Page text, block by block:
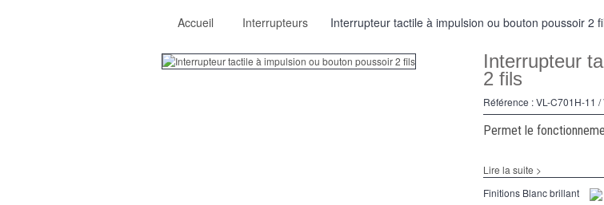
Accueil Interrupteurs Interrupteur tactile à impulsion ou bouton poussoir 2
Interrupteur
2 fils
Référence :VL-C701H-11 /
Permet le
Lire la suite >
Finitions Blanc brillant